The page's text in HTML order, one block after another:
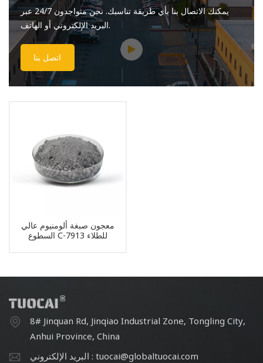
يمكنك الاتصال بنا بأي طريقة تناسبك. نحن متواجدون 24/7 عبر
البريد الإلكتروني أو الهاتف.
اتصل بنا
معجون صبغة ألومنيوم عالي
السطوع C-7913 للطلاء
8# Jinquan Rd, Jinqiao Industrial Zone, Tongling City,
Anhui Province, China
البريد الإلكتروني : tuocai@globaltuocai.com